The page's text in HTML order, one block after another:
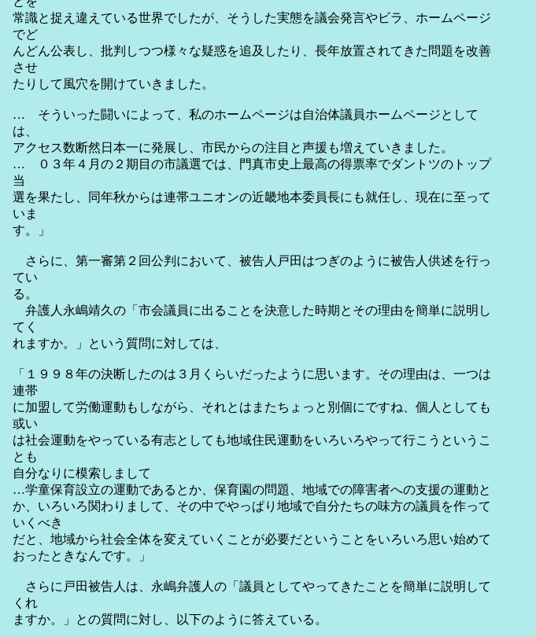
常識と捉え違えている世界でしたが、そうした実態を議会発言やビラ、ホームページ
でど
んどん公表し、批判しつつ様々な疑惑を追及したり、長年放置されてきた問題を改善
させ
たりして風穴を開けていきました。
… そういった闘いによって、私のホームページは自治体議員ホームページとして
は、
アクセス数断然日本一に発展し、市民からの注目と声援も増えていきました。
… ０３年４月の２期目の市議選では、門真市史上最高の得票率でダントツのトップ
当
選を果たし、同年秋からは連帯ユニオンの近畿地本委員長にも就任し、現在に至って
いま
す。」
さらに、第一審第２回公判において、被告人戸田はつぎのように被告人供述を行っ
てい
る。
弁護人永嶋靖久の「市会議員に出ることを決意した時期とその理由を簡単に説明し
てく
れますか。」という質問に対しては、
「１９９８年の決断したのは３月くらいだったように思います。その理由は、一つは
連帯
に加盟して労働運動もしながら、それとはまたちょっと別個にですね、個人としても
或い
は社会運動をやっている有志としても地域住民運動をいろいろやって行こうというこ
とも
自分なりに模索しまして
…学童保育設立の運動であるとか、保育園の問題、地域での障害者への支援の運動と
か、いろいろ関わりまして、その中でやっぱり地域で自分たちの味方の議員を作って
いくべき
だと、地域から社会全体を変えていくことが必要だということをいろいろ思い始めて
おったときなんです。」
さらに戸田被告人は、永嶋弁護人の「議員としてやってきたことを簡単に説明して
くれ
ますか。」との質問に対し、以下のように答えている。